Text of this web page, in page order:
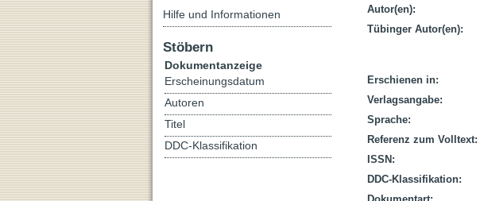
Autor(en):
Tübinger Autor(en):
Erschienen in:
Verlagsangabe:
Sprache:
Referenz zum Volltext:
ISSN:
DDC-Klassifikation:
Hilfe und Informationen
Stöbern
Dokumentanzeige
Erscheinungsdatum
Autoren
Titel
DDC-Klassifikation